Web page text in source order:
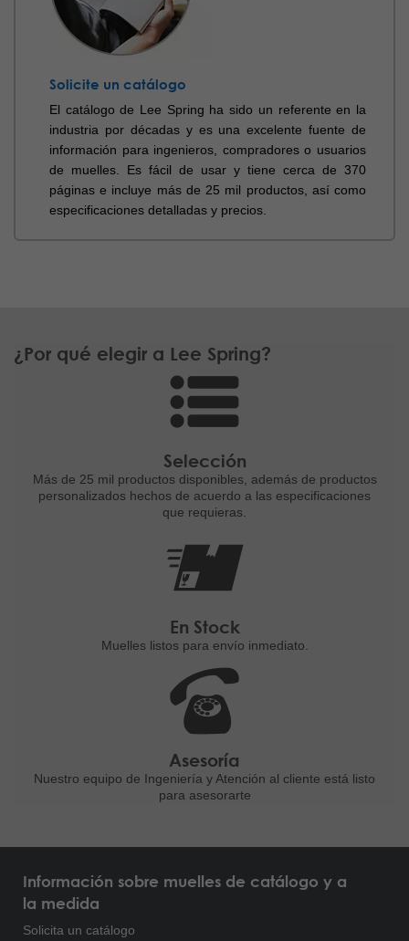
Solicite un catálogo
El catálogo de Lee Spring ha sido un referente en la
industria por décadas y es una excelente fuente de
información para ingenieros, compradores o usuarios
de muelles. Es fácil de usar y tiene cerca de 370
páginas e incluye más de 25 mil productos, así como
especificaciones detalladas y precios.
¿Por qué elegir a Lee Spring?
Selección
Más de 25 mil productos disponibles,
además de productos
personalizados hechos de acuerdo a las especificaciones
que requieras.
En Stock
Muelles listos para envío inmediato.
Asesoría
Nuestro equipo de Ingeniería y Atención al cliente está listo
para asesorarte
Información sobre muelles de catálogo y a
la medida
Solicita un catálogo